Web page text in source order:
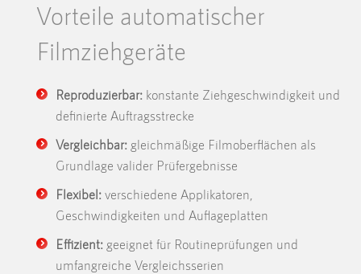
Vorteile automatischer
Filmziehgeräte
Reproduzierbar: konstante Ziehgeschwindigkeit und
definierte Auftragsstrecke
Vergleichbar: gleichmäßige Filmoberflächen als
Grundlage valider Prüfergebnisse
Flexibel: verschiedene Applikatoren,
Geschwindigkeiten und Auflageplatten
Effizient: geeignet für Routineprüfungen und
umfangreiche Vergleichsserien